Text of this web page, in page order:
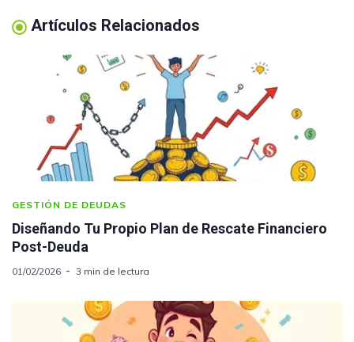
Artículos Relacionados
GESTIÓN DE DEUDAS
Diseñando Tu Propio Plan de Rescate Financiero
Post-Deuda
01/02/2026 3 min de lectura